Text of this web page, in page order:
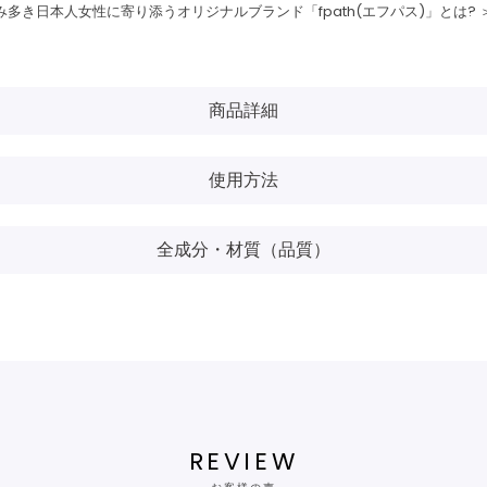
多き日本人女性に寄り添うオリジナルブランド「fpath(エフパス)」とは?
商品詳細
使用方法
全成分・材質（品質）
REVIEW